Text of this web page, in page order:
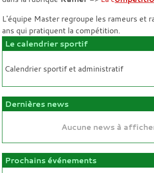
L'équipe Master regroupe les rameurs et
ans qui pratiquent la compétition.
Le calendrier sportif
Calendrier sportif et administratif
Dernières news
Aucune news à
Prochains événements